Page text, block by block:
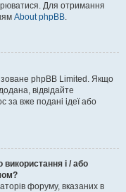
Для отримання
About phpBB.
phpBB Limited. Якщо
відвідайте
за вже подані ідеї або
використання і / або
форуму, вказаних в